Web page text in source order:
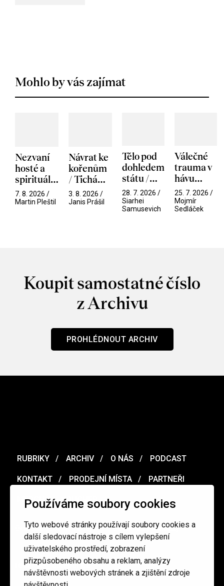
Používáme soubory cookies
Tyto webové stránky používají soubory cookies a
další sledovací nástroje s cílem vylepšení
uživatelského prostředí, zobrazení
přizpůsobeného obsahu a reklam, analýzy
návštěvnosti webových stránek a zjištění zdroje
Mohlo by vás zajímat
Nezvaní
hosté a
spirituální
narušitelé
z vesmíru
7. 8. 2026 /
Martin Pleštil
Návrat ke
kořenům
/ Tichá
přítelkyně
3. 8. 2026 /
Janis Prášil
Tělo pod
dohledem
státu /
Pramen
28. 7. 2026 /
Siarhei
Samusevich
Válečné
trauma v
hávu
spektáklu
/ Odyssea
25. 7. 2026 /
Mojmír
Sedláček
Koupit samostatné číslo
z Archivu
PROHLÉDNOUT ARCHIV
RUBRIKY ARCHIV O NÁS PODCAST
KONTAKT PRODEJNÍ MÍSTA PARTNEŘI
MERCH VOUCHER
Ochrana osobních údajů / Obchodní podmínky
redakce@cinepur.cz